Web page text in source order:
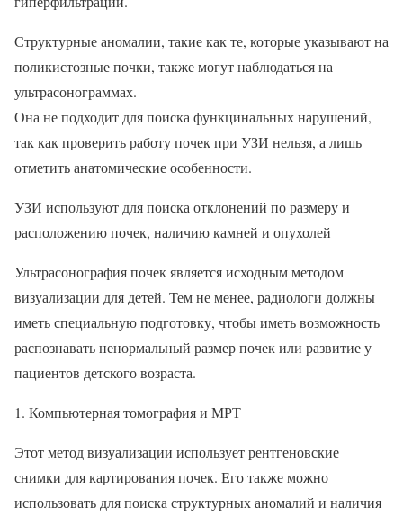
Структурные аномалии, такие как те, которые указывают на
поликистозные почки, также могут наблюдаться на
ультрасонограммах.
Она не подходит для поиска функцинальных нарушений,
так как проверить работу почек при УЗИ нельзя, а лишь
отметить анатомические особенности.
УЗИ используют для поиска отклонений по размеру и
расположению почек, наличию камней и опухолей
Ультрасонография почек является исходным методом
визуализации для детей. Тем не менее, радиологи должны
иметь специальную подготовку, чтобы иметь возможность
распознавать ненормальный размер почек или развитие у
пациентов детского возраста.
Компьютерная томография и МРТ
Этот метод визуализации использует рентгеновские
снимки для картирования почек. Его также можно
использовать для поиска структурных аномалий и наличия